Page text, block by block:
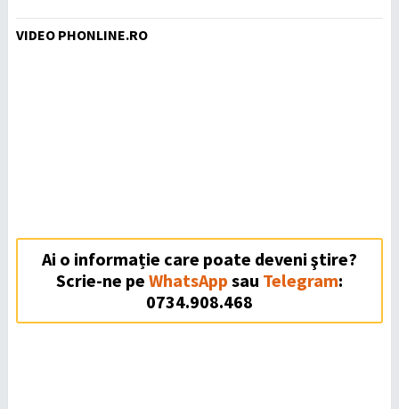
VIDEO PHONLINE.RO
Ai o informație care poate deveni ştire?
Scrie-ne pe WhatsApp sau Telegram:
0734.908.468